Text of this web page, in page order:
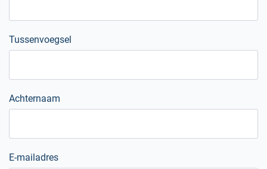
Tussenvoegsel
Achternaam
E-mailadres